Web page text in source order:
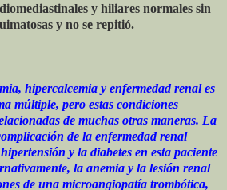
y hiliares normales sin
y no se repitió.
hipercalcemia y enfermedad renal es
múltiple, pero estas condiciones
de muchas otras maneras. La
de la enfermedad renal
y la diabetes en esta paciente
la anemia y la lesión renal
de una microangiopatía trombótica,